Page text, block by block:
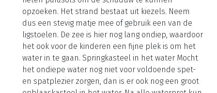
perfecte bestemming. Hier ligt namelijk Terra Park
Phalaris. Deze grote camping heeft alles in huis
voor een comfortabel verblijf. Je kampeert er direct
aan zee en hebt de beschikking over een
privéstrand met ligstoelen, parasols en
stranddouches. Het zonnige eiland staat garant
voor een mediterrane sfeer. Veel zonuren Pag staat
namelijk bekend om het grote aantal zonuren. Op